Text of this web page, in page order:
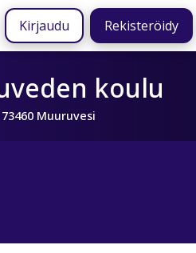
Kirjaudu Rekisteröidy
koulu
Muuruvesi